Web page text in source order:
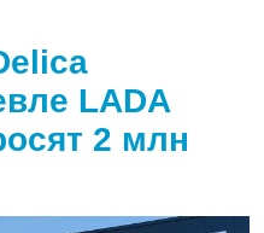
LADA
2 млн